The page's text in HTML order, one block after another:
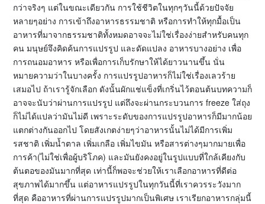
กว่าจริงๆ แต่ในขณะเดียวกัน การใช้ชีวิตในทุกๆวันนี้ด้วยปัจจัย
หลายๆอย่าง การเข้าถึงอาหารธรรมชาติ หรือการทำให้ทุกมื้อเป็น
อาหารที่มาจากธรรมชาติทั้งหมดอาจจะไม่ใช่เรื่องง่ายสำหรับคนทุก
คน มนุษย์จึงคิดค้นการแปรรูป และดัดแปลง อาหารบางอย่าง เพื่อ
การถนอมอาหาร หรือเพื่อการเก็บรักษาให้ได้ยาวนานขึ้น นั่น
หมายความว่าในบางครั้ง การแปรรูปอาหารก็ไม่ใช่เรื่องเลวร้าย
เสมอไป ถ้าเรารู้จักเลือก ดังนั้นผักแช่แข็งที่เกริ่นไว้ตอนต้นบทความก็
อาจจะนับว่าผ่านการแปรรูป แต่ถึงจะผ่านกระบวนการ freeze ใส่ถุง
ก็ไม่ได้แปลว่ามันไม่ดี เพราะระดับของการแปรรูปอาหารก็มีมากน้อย
แตกต่างกันออกไป โดยสังเกตง่ายๆว่าอาหารนั้นไม่ได้มีการเพิ่ม
รสชาติ เพิ่มน้ำตาล เพิ่มเกลือ เพิ่มไขมัน หรือสารต่างๆมากมายเพื่อ
การค้า(ไม่ใช่เพื่อผู้บริโภค) และมันยังคงอยู่ในรูปแบบที่ใกล้เคียงกับ
ต้นตอของมันมากที่สุด เท่านี้ก็พอจะช่วยให้เราเลือกอาหารที่ดีต่อ
สุขภาพได้มากขึ้น แต่อาหารแปรรูปในทุกวันนี้ที่เราควรระวังมาก
ที่สุด คืออาหารที่ผ่านการแปรรูปมากเป็นพิเศษ เราเรียกอาหารกลุ่มนี้